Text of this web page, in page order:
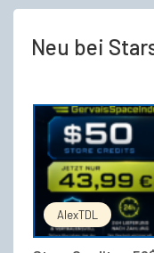
Neu bei
AlexTDL